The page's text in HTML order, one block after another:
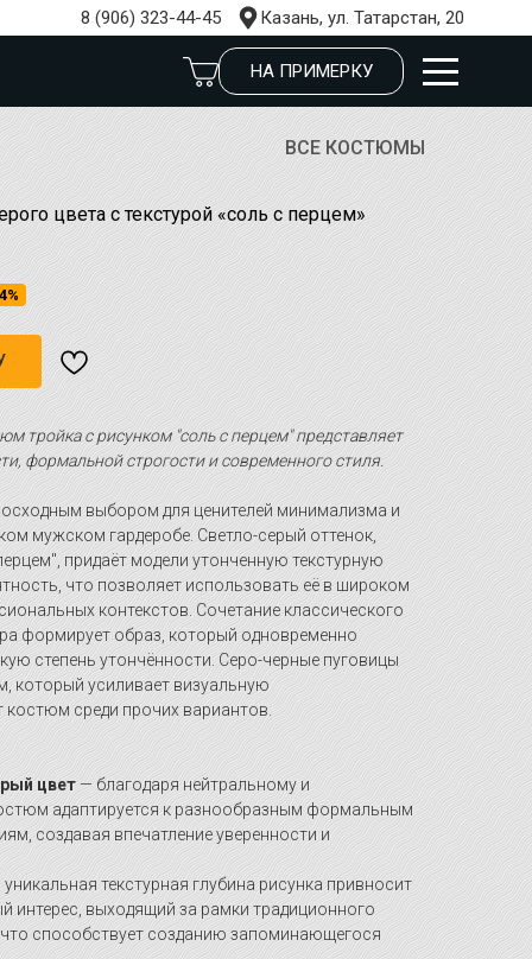
8 (906) 323-44-45 Казань, ул. Татарстан, 20
НА ПРИМЕРКУ
ВСЕ КОСТЮМЫ
цвета с текстурой «соль с перцем»
тройка с рисунком "соль с перцем" представляет
формальной строгости и современного стиля.
выбором для ценителей минимализма и
мужском гардеробе. Светло-серый оттенок,
придаёт модели утонченную текстурную
что позволяет использовать её в широком
контекстов. Сочетание классического
формирует образ, который одновременно
степень утончённости. Серо-черные пуговицы
который усиливает визуальную
костюм среди прочих вариантов.
цвет — благодаря нейтральному и
адаптируется к разнообразным формальным
создавая впечатление уверенности и
текстурная глубина рисунка привносит
интерес, выходящий за рамки традиционного
способствует созданию запоминающегося